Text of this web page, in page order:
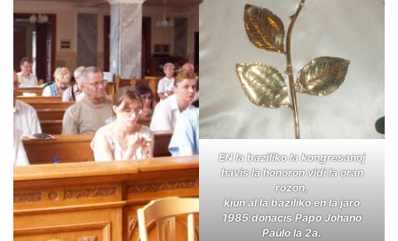
EN la baziliko la kongresanoj
havis la honoron vidi la oran
rozon,
kiun al la baziliko en la jaro
1985 donacis Papo Johano
Paŭlo la 2a.